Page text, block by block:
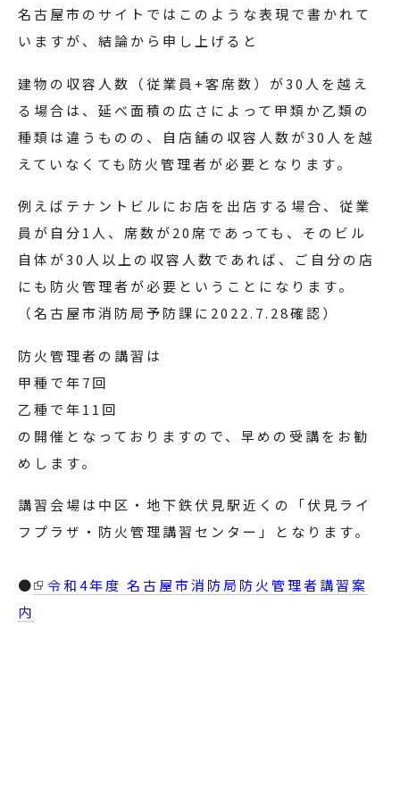
名古屋市のサイトではこのような表現で書かれて
いますが、結論から申し上げると
建物の収容人数（従業員+客席数）が30人を越え
る場合は、延べ面積の広さによって甲類か乙類の
種類は違うものの、自店舗の収容人数が30人を越
えていなくても防火管理者が必要となります。
例えばテナントビルにお店を出店する場合、従業
員が自分1人、席数が20席であっても、そのビル
自体が30人以上の収容人数であれば、ご自分の店
にも防火管理者が必要ということになります。
（名古屋市消防局予防課に2022.7.28確認）
防火管理者の講習は
甲種で年7回
乙種で年11回
の開催となっておりますので、早めの受講をお勧
めします。
講習会場は中区・地下鉄伏見駅近くの「伏見ライ
フプラザ・防火管理講習センター」となります。
●
令和4年度 名古屋市消防局防火管理者講習案
内